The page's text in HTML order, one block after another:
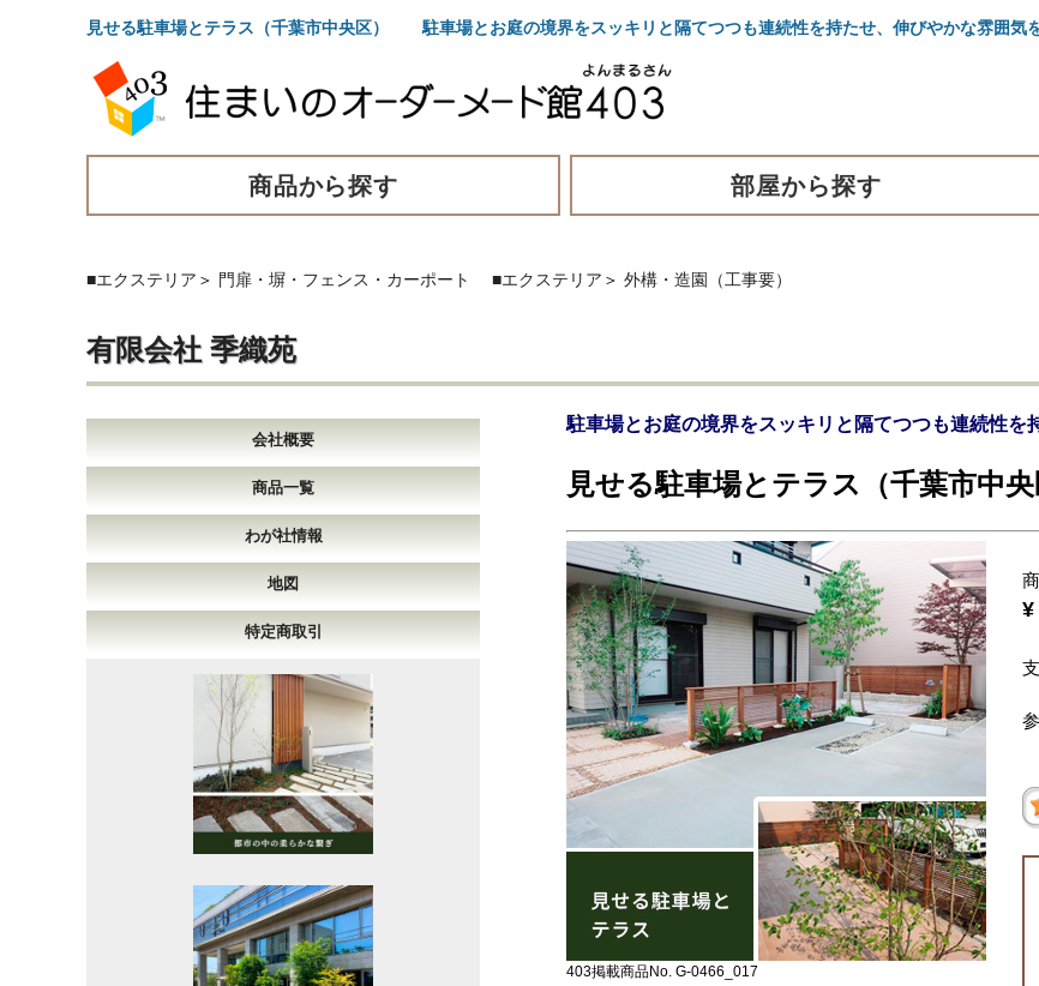
見せる駐車場とテラス（千葉市中央区） 駐車場とお庭の境界をスッキリと隔てつつも連続性を持たせ、伸びやかな雰囲気を
商品から探す 部屋から探す
■エクステリア ＞ 門扉・塀・フェンス・カーポート ■エクステリア ＞ 外構・造園（工事要）
有限会社 季織苑
会社概要
商品一覧
わが社情報
地図
特定商取引
駐車場とお庭の境界をスッキリと隔てつつも連続性を
見せる駐車場とテラス（千葉市中央
403掲載商品No. G-0466_017
¥